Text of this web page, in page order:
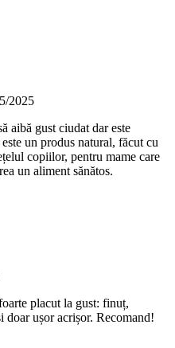
2025
aibă gust ciudat dar este
un produs natural, făcut cu
copiilor, pentru mame care
un aliment sănătos.
placut la gust: finuț,
doar ușor acrișor. Recomand!